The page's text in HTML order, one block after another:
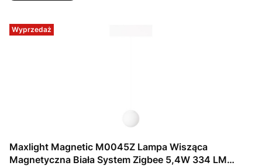
Wyprzedaż
Maxlight Magnetic M0045Z Lampa Wisząca
Magnetyczna Biała System Zigbee 5,4W 334 LM